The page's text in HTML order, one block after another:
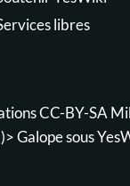
libres
CC-BY-SA
Galope sous